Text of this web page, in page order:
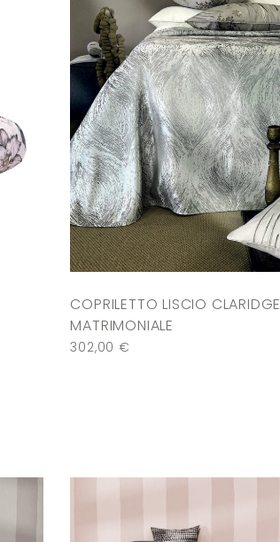
COPRILETTO LISCIO CLARIDGE
MATRIMONIALE
302,00€